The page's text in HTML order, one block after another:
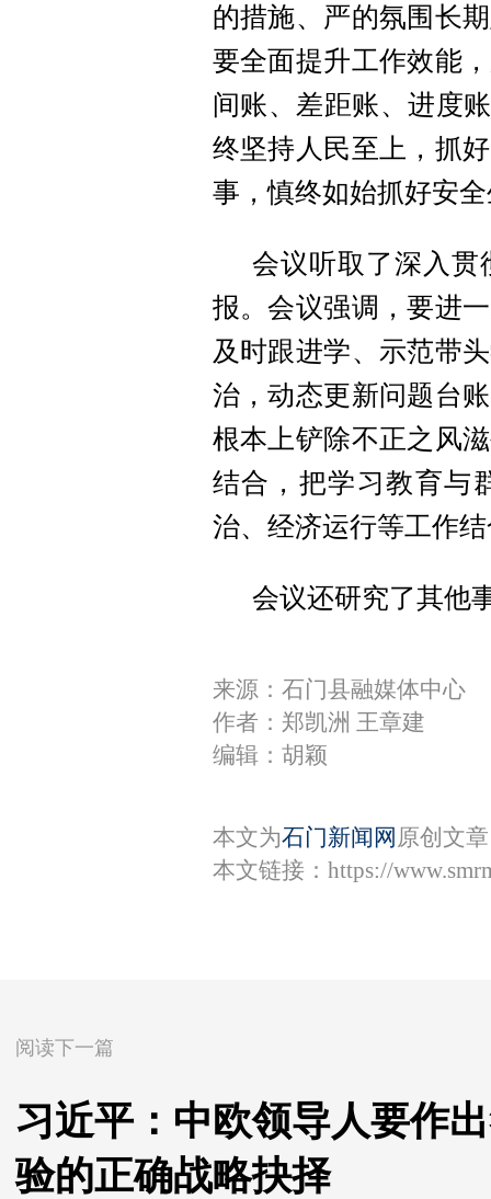
的措施、严的氛围长
要全面提升工作效能
间账、差距账、进度
终坚持人民至上，抓
事，慎终如始抓好安
会议听取了深入贯
报。会议强调，要进
及时跟进学、示范带
治，动态更新问题台
根本上铲除不正之风
结合，把学习教育与
治、经济运行等工作
会议还研究了其他
来源：石门县融媒体中心
作者：郑凯洲 王章建
编辑：胡颖
本文为石门新闻网 原创文
本文链接： https://
阅读下一篇
习近平：中欧领导人要作
验的正确战略抉择